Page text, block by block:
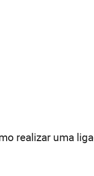
realizar uma